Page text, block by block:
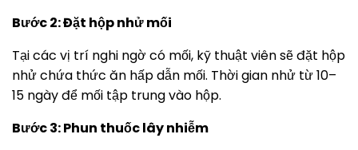
Bước 2: Đặt hộp nhử mối
Tại các vị trí nghi ngờ có mối, kỹ thuật viên sẽ đặt hộp
nhử chứa thức ăn hấp dẫn mối. Thời gian nhử từ 10–
15 ngày để mối tập trung vào hộp.
Bước 3: Phun thuốc lây nhiễm